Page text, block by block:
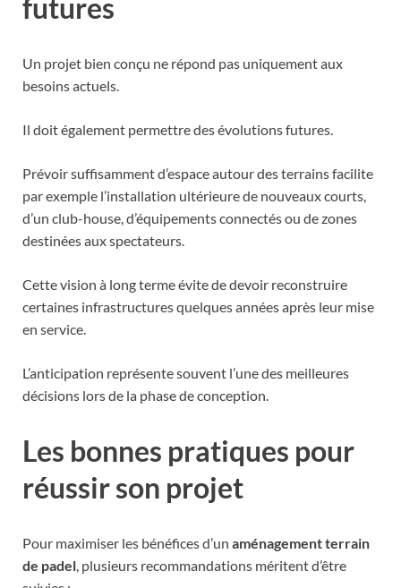
futures
Un projet bien conçu ne répond pas uniquement aux
besoins actuels.
Il doit également permettre des évolutions futures.
Prévoir suffisamment d’espace autour des terrains facilite
par exemple l’installation ultérieure de nouveaux courts,
d’un club-house, d’équipements connectés ou de zones
destinées aux spectateurs.
Cette vision à long terme évite de devoir reconstruire
certaines infrastructures quelques années après leur mise
en service.
L’anticipation représente souvent l’une des meilleures
décisions lors de la phase de conception.
Les bonnes pratiques pour
réussir son projet
Pour maximiser les bénéfices d’un aménagement terrain
de padel , plusieurs recommandations méritent d’être